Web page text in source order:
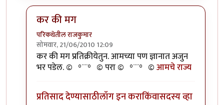
कर की मग
परिकथेतील राजकुमार
सोमवार, 21/06/2010 12:09
In reply toविचारजंताbyअवलिया
कर की मग प्रतिक्रीयेतुन. आमच्या पण ज्ञानात अजुन
भर पडेल. ©º°¨¨°º© परा ©º°¨¨°º©आमचे राज्य
प्रतिसाद देण्यासाठीलॉग इन कराकिंवासदस्य व्हा